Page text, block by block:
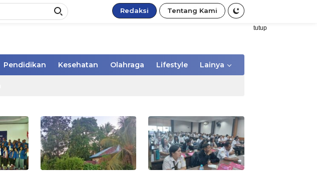
Redaksi Tentang Kami
tutup
Pendidikan Kesehatan Olahraga Lifestyle Lainya